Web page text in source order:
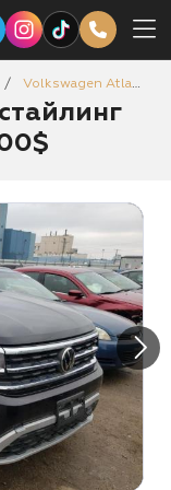
/ Volkswagen Atlas I Рестайлинг 2021